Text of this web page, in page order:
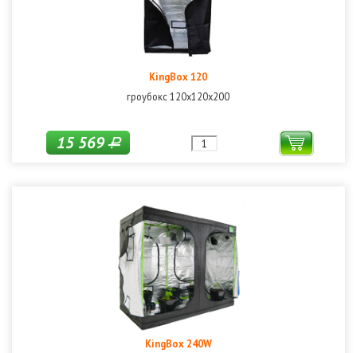
KingBox 120
гроубокс 120х120х200
15 569Р
KingBox 240W